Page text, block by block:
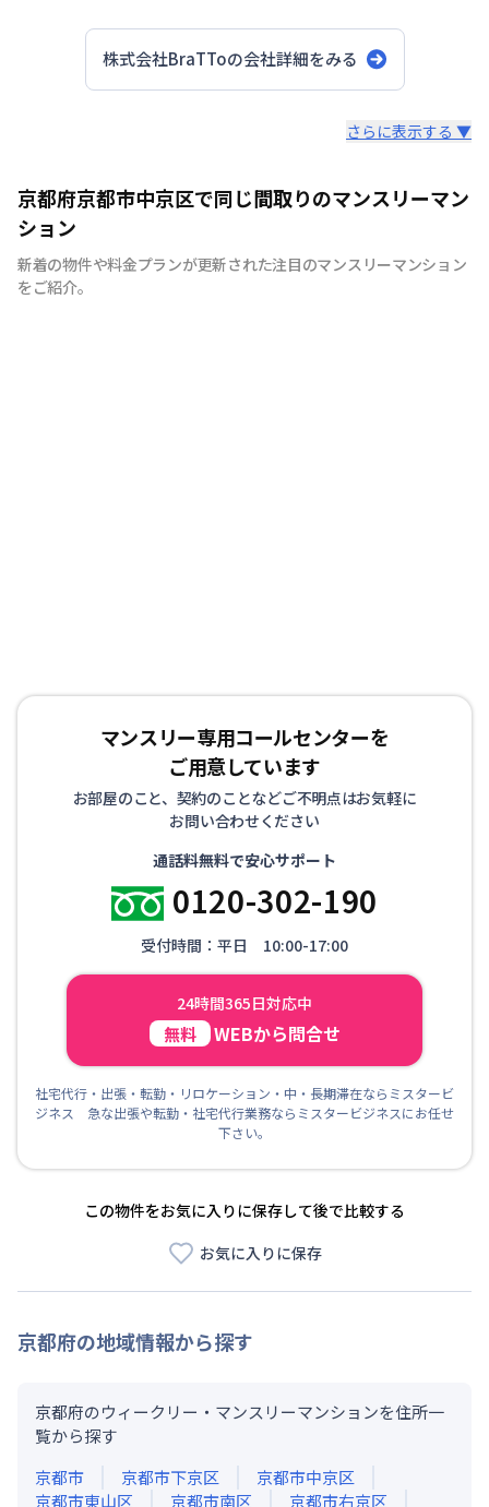
株式会社BraTToの会社詳細をみる
全国の主要都市を中心に、即日から利用可能なウィークリ
ーマンションやマンスリーマンションを紹介しておりま
す。大学受験、単身赴任など様々な用途でお使い いただ
ける『BraTTo×weekly＆monthly』をぜひご利用くださ
い。 敷金・礼金はかかりません。電気・ガス・水道の手
さらに表示する ▼
京都府京都市中京区で同じ間取りのマンスリーマン
ション
新着の物件や料金プランが更新された注目のマンスリーマンション
をご紹介。
マンスリー専用コールセンターを
ご用意しています
お部屋のこと、契約のことなどご不明点はお気軽に
お問い合わせください
通話料無料で安心サポート
0120-302-190
受付時間：平日 10:00-17:00
24時間365日対応中
無料 WEBから問合せ
社宅代行・出張・転勤・リロケーション・中・長期滞在ならミスタービ
ジネス 急な出張や転勤・社宅代行業務ならミスタービジネスにお任せ
下さい。
この物件をお気に入りに保存して後で比較する
お気に入りに保存
京都府の地域情報から探す
京都府のウィークリー・マンスリーマンションを住所一
覧から探す
京都市
京都市下京区
京都市中京区
京都市東山区
京都市南区
京都市右京区